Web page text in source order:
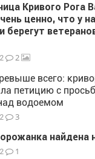
Кривого Рога
ценно, что у
берегут
2
всего:
петицию с
водоемом
3
найдена
1